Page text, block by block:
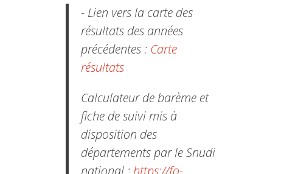
- Lien vers la carte des
résultats des années
précédentes : Carte
résultats
Calculateur de barème et
fiche de suivi mis à
disposition des
départements par le Snudi